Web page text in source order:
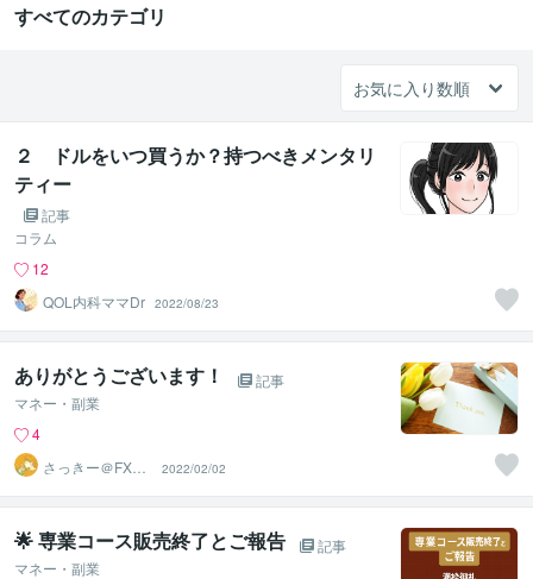
すべてのカテゴリ
２ ドルをいつ買うか？持つべきメンタリ
ティー
記事
コラム
12
QOL内科ママDr 2022/08/23
ありがとうございます！
記事
マネー・副業
4
さっきー＠FX兼
業／主婦トレー
ダー
2022/02/02
🌟 専業コース販売終了とご報告
記事
マネー・副業